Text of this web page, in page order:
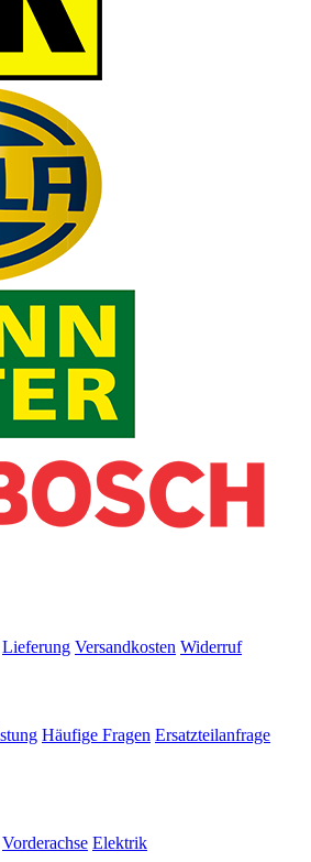
Lieferung Versandkosten Widerruf
Häufige Fragen Ersatzteilanfrage
Vorderachse Elektrik